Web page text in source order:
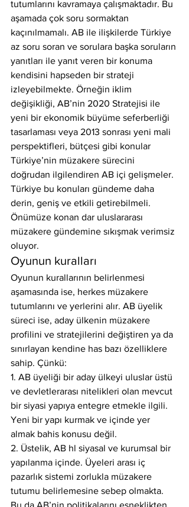
tutumlarını kavramaya çalışmaktadır. Bu
aşamada çok soru sormaktan
kaçınılmamalı. AB ile ilişkilerde Türkiye
az soru soran ve sorulara başka soruların
yanıtları ile yanıt veren bir konuma
kendisini hapseden bir strateji
izleyebilmekte. Örneğin iklim
değişikliği, AB’nin 2020 Stratejisi ile
yeni bir ekonomik büyüme seferberliği
tasarlaması veya 2013 sonrası yeni mali
perspektifleri, bütçesi gibi konular
Türkiye’nin müzakere sürecini
doğrudan ilgilendiren AB içi gelişmeler.
Türkiye bu konuları gündeme daha
derin, geniş ve etkili getirebilmeli.
Önümüze konan dar uluslararası
müzakere gündemine sıkışmak verimsiz
oluyor.
Oyunun kuralları
Oyunun kurallarının belirlenmesi
aşamasında ise, herkes müzakere
tutumlarını ve yerlerini alır. AB üyelik
süreci ise, aday ülkenin müzakere
profilini ve stratejilerini değiştiren ya da
sınırlayan kendine has bazı özelliklere
sahip. Çünkü:
1. AB üyeliği bir aday ülkeyi uluslar üstü
ve devletlerarası nitelikleri olan mevcut
bir siyasi yapıya entegre etmekle ilgili.
Yeni bir yapı kurmak ve içinde yer
almak bahis konusu değil.
2. Üstelik, AB hl siyasal ve kurumsal bir
yapılanma içinde. Üyeleri arası iç
pazarlık sistemi zorlukla müzakere
tutumu belirlemesine sebep olmakta.
Bu da AB’nin politikalarını esneklikten